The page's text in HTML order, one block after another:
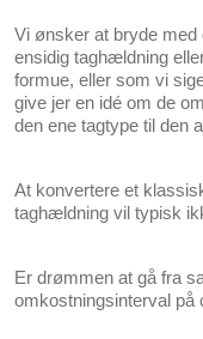
Vi ønsker at bryde med
ensidig taghældning
formue, eller som vi
give jer en idé om de
den ene tagtype til den
At konvertere et
taghældning vil typisk
Er drømmen at gå fra
omkostningsinterval på